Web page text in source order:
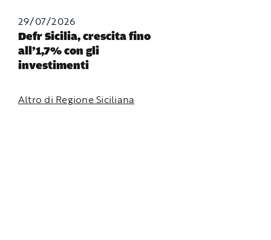
29/07/2026
Defr Sicilia, crescita fino
all’1,7% con gli
investimenti
Altro di Regione Siciliana